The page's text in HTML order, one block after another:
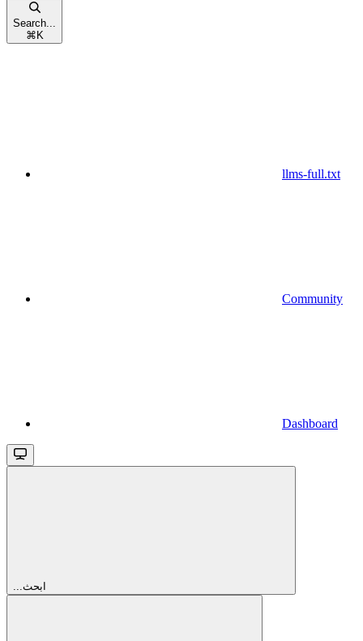
Search...
⌘ K
llms-full.txt
Community
Dashboard
...ابحث